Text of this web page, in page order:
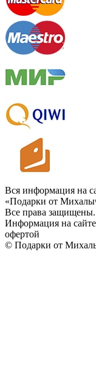
Вся информация на
«Подарки от
Все права защищены.
Информация на
офертой
© Подарки от